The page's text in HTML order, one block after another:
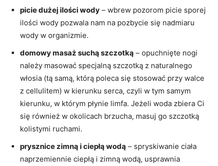
picie dużej ilości wody – wbrew pozorom picie sporej
ilości wody pozwala nam na pozbycie się nadmiaru
wody w organizmie.
domowy masaż suchą szczotką – opuchnięte nogi
należy masować specjalną szczotką z naturalnego
włosia (tą samą, którą poleca się stosować przy walce
z cellulitem) w kierunku serca, czyli w tym samym
kierunku, w którym płynie limfa. Jeżeli woda zbiera Ci
się również w okolicach brzucha, masuj go szczotką
kolistymi ruchami.
prysznice zimną i ciepłą wodą – spryskiwanie ciała
naprzemiennie ciepłą i zimną wodą, usprawnia